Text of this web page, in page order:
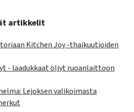
artikkelit
Kitchen Joy -thaikuutioiden
- laadukkaat öljyt ruoanlaittoon
Lejoksen valikoimasta